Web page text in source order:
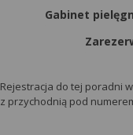
Gabinet
Rejestracja do tej poradni
z przychodnią pod